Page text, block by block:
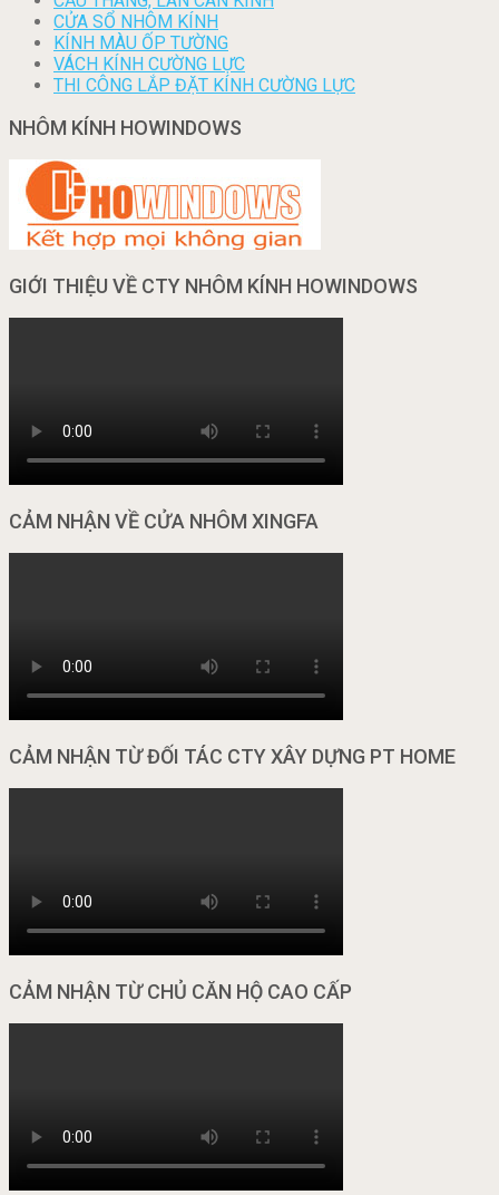
CỬA SỔ NHÔM KÍNH
KÍNH MÀU ỐP TƯỜNG
VÁCH KÍNH CƯỜNG LỰC
THI CÔNG LẮP ĐẶT KÍNH CƯỜNG LỰC
NHÔM KÍNH HOWINDOWS
GIỚI THIỆU VỀ CTY NHÔM KÍNH HOWINDOWS
CẢM NHẬN VỀ CỬA NHÔM XINGFA
CẢM NHẬN TỪ ĐỐI TÁC CTY XÂY DỰNG PT HOME
CẢM NHẬN TỪ CHỦ CĂN HỘ CAO CẤP